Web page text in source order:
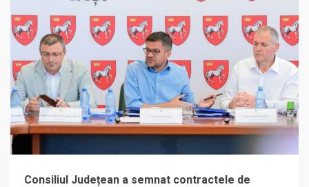
Consiliul Județean a semnat contractele de